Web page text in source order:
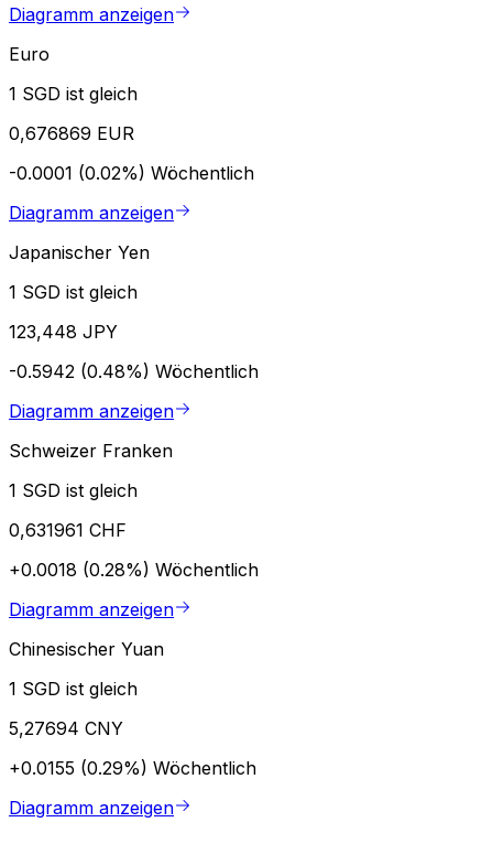
Diagramm anzeigen
Euro
1 SGD ist gleich
0,676869 EUR
-0.0001 (0.02%) Wöchentlich
Diagramm anzeigen
Japanischer Yen
1 SGD ist gleich
123,448 JPY
-0.5942 (0.48%) Wöchentlich
Diagramm anzeigen
Schweizer Franken
1 SGD ist gleich
0,631961 CHF
+0.0018 (0.28%) Wöchentlich
Diagramm anzeigen
Chinesischer Yuan
1 SGD ist gleich
5,27694 CNY
+0.0155 (0.29%) Wöchentlich
Diagramm anzeigen